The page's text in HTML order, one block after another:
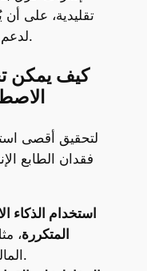
تقليدية، على
لدعم العملية الإبداعية بدلاً من قيادتها.
كيف يمكن
لتحقيق أقصى
فقدان الطابع
استخدام الذكاء
المتكررة،
المالية، وإدارة الجداول الزمنية.